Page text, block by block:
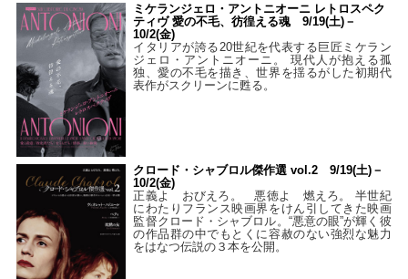
ミケランジェロ・アントニオーニ レトロスペク
ティヴ 愛の不毛、彷徨える魂 9/19(土)－
10/2(金)
イタリアが誇る20世紀を代表する巨匠ミケラン
ジェロ・アントニオーニ。 現代人が抱える孤
独、愛の不毛を描き、世界を揺るがした初期代
表作がスクリーンに甦る。
クロード・シャブロル傑作選 vol.2 9/19(土)－
10/2(金)
正義よ おびえろ。 悪徳よ 燃えろ。 半世紀
にわたりフランス映画界をけん引してきた映画
監督クロード・シャブロル。“悪意の眼”が輝く彼
の作品群の中でもとくに容赦のない強烈な魅力
をはなつ伝説の３本を公開。